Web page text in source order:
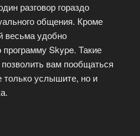
разговор гораздо
общения. Кроме
весьма удобно
Skype. Такие
вам пообщаться
только услышите, но и